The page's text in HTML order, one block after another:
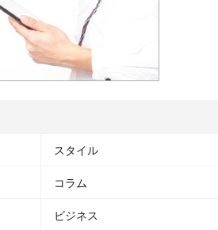
スタイル
コラム
ビジネス